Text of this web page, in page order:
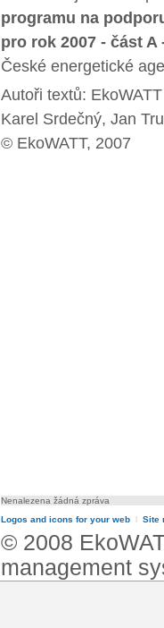
programu na
pro rok 2007 - část A
České energetické
Autoři textů:
Karel Srdečný, Jan
© EkoWATT, 2007
Nenalezena žádná zpráva
Logos and icons for your web
Site
© 2008
management